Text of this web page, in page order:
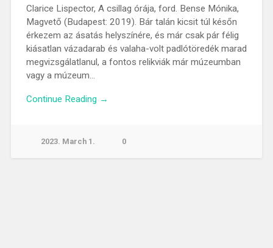
Clarice Lispector, A csillag órája, ford. Bense Mónika,
Magvető (Budapest: 2019). Bár talán kicsit túl későn
érkezem az ásatás helyszínére, és már csak pár félig
kiásatlan vázadarab és valaha-volt padlótöredék marad
megvizsgálatlanul, a fontos relikviák már múzeumban
vagy a múzeum…
Continue Reading →
2023. March 1. 0